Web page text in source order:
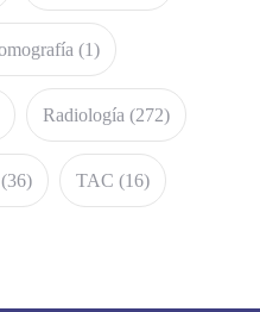
(1)
Radiología (272)
(36) TAC (16)